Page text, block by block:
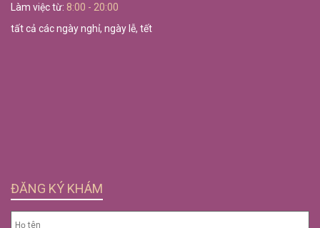
Làm việc từ: 8:00 - 20:00
tất cả các ngày nghỉ, ngày lễ, tết
ĐĂNG KÝ KHÁM